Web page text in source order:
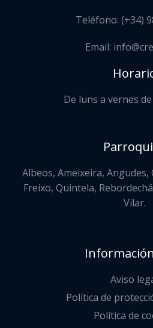
Teléfono: (+34)
Email:
De luns a vernes de
Albeos, Ameixeira, Angudes,
Freixo, Quintela,
Vilar.
Aviso
Política de
Política de